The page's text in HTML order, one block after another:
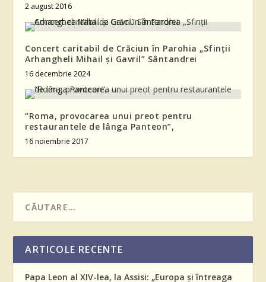
2 august 2016
Concert caritabil de Crăciun în Parohia „Sfinţii
Arhangheli Mihail şi Gavril” Sântandrei
16 decembrie 2024
“Roma, provocarea unui preot pentru
restaurantele de lânga Panteon”,
16 noiembrie 2017
ARTICOLE RECENTE
Papa Leon al XIV-lea, la Assisi: „Europa și întreaga